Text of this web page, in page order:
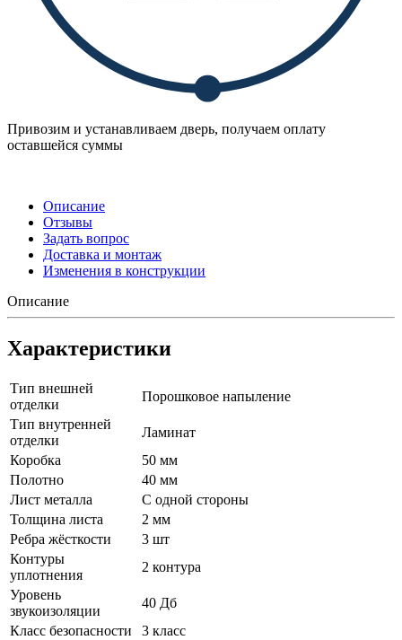
Привозим и устанавливаем дверь, получаем оплату
оставшейся суммы
Описание
Отзывы
Задать вопрос
Доставка и монтаж
Изменения в конструкции
Описание
Характеристики
Тип внешней
отделки
Порошковое напыление
Тип внутренней
отделки
Ламинат
Коробка
50 мм
Полотно
40 мм
Лист металла
С одной стороны
Толщина листа
2 мм
Ребра жёсткости
3 шт
Контуры
уплотнения
2 контура
Уровень
звукоизоляции
40 Дб
Класс безопасности
3 класс